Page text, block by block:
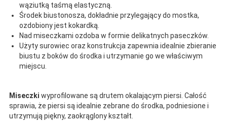
wąziutką taśmą elastyczną.
Środek biustonosza, dokładnie przylegający do mostka,
ozdobiony jest kokardką.
Nad miseczkami ozdoba w formie delikatnych paseczków.
Użyty surowiec oraz konstrukcja zapewnia idealnie zbieranie
biustu z boków do środka i utrzymanie go we właściwym
miejscu.
Miseczki wyprofilowane są drutem okalającym piersi. Całość
sprawia, że piersi są idealnie zebrane do środka, podniesione i
utrzymują piękny, zaokrąglony kształt.